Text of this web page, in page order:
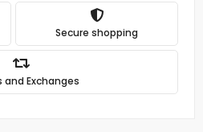
Secure shopping
and Exchanges